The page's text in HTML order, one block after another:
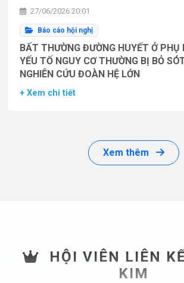
27/06/2026 20:01
Báo cáo hội nghị
BẤT THƯỜNG ĐƯỜNG HUYẾT Ở PHỤ
YẾU TỐ NGUY CƠ THƯỜNG BỊ BỎ
NGHIÊN CỨU ĐOÀN HỆ LỚN
+ Xem chi tiết
Xem thêm
HỘI VIÊN LIÊN
KIM